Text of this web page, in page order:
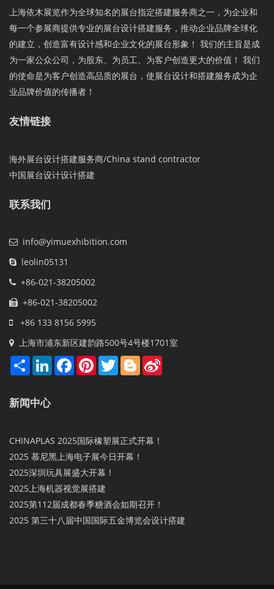
上海依木展览作为全球知名的展台指定搭建服务商之一，为企业和
每一个参展商提供专业的展台设计搭建服务，推动企业品牌全球化
的建立，创造富有设计感和企业文化的展台形象！ 我们的主旨是成
为一家公众公司，为股东、为员工、为客户创造更大的价值！ 我们
的使命是为客户创造高品质的展台，使展台设计和搭建服务成为企
业品牌价值的传播者！
友情链接
海外展台设计搭建服务商/China stand contractor
中国展台设计设计搭建
联系我们
info@yimuexhibition.com
leolin05131
+86-021-38205002
+86-021-38205002
+86 133 8156 5995
上海市浦东新区建韵路500号4号楼1701室
Share LinkedInFacebookPinterestTwitterBlogger
新闻中心
CHINAPLAS 2025国际橡塑展正式开幕！
2025 慕尼黑上海电子展今日开幕！
2025深圳玩具展盛大开幕！
2025上海机器视觉展搭建
2025第112届成都春季糖酒会如期召开！
2025 第三十八届中国国际五金博览会设计搭建